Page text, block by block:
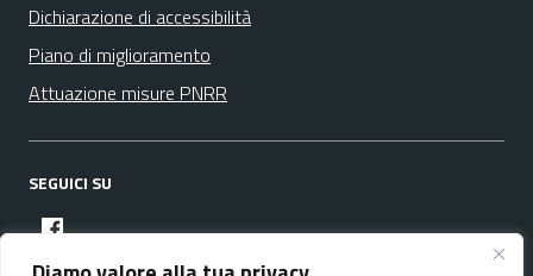
Dichiarazione di accessibilità
Piano di miglioramento
Attuazione misure PNRR
SEGUICI SU
facebook